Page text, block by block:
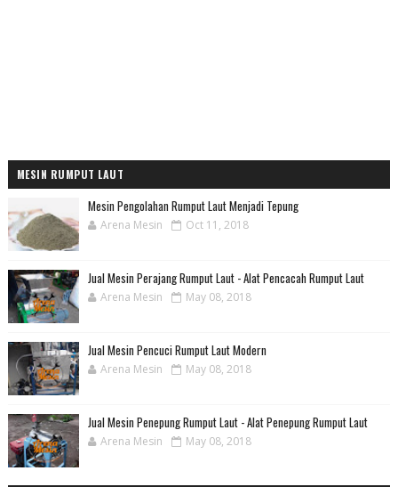
MESIN RUMPUT LAUT
Mesin Pengolahan Rumput Laut Menjadi Tepung
Arena Mesin Oct 11, 2018
Jual Mesin Perajang Rumput Laut - Alat Pencacah Rumput Laut
Arena Mesin May 08, 2018
Jual Mesin Pencuci Rumput Laut Modern
Arena Mesin May 08, 2018
Jual Mesin Penepung Rumput Laut - Alat Penepung Rumput Laut
Arena Mesin May 08, 2018